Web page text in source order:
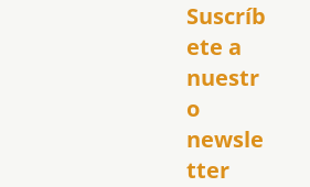
Suscríb
ete a
nuestr
o
newsle
tter